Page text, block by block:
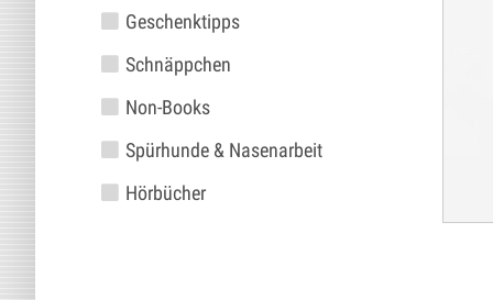
Geschenktipps
Schnäppchen
Non-Books
Spürhunde & Nasenarbeit
Hörbücher